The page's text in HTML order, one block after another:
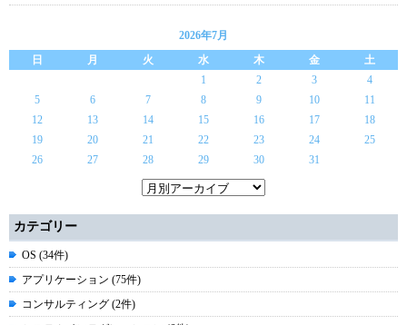
2026年7月
日
月 火 水 木 金
土
1
2 3
4
5
6 7 8 9 10
11
12
13 14 15 16 17
18
19
20 21 22 23 24
25
26
27 28 29 30 31
カテゴリー
OS (34件)
アプリケーション (75件)
コンサルティング (2件)